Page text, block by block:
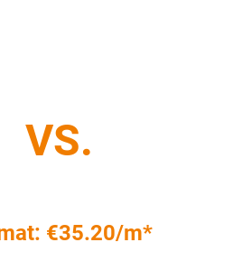
VS.
€35.20/m*